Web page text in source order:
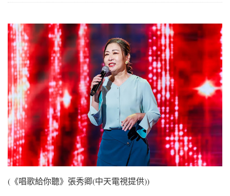
(《唱歌給你聽》張秀卿(中天電視提供))